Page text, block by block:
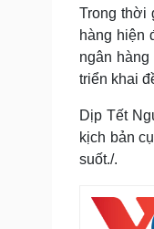
Trong thời
hàng hiện
ngân
triển khai
Dịp Tết
kịch bản
suốt./.